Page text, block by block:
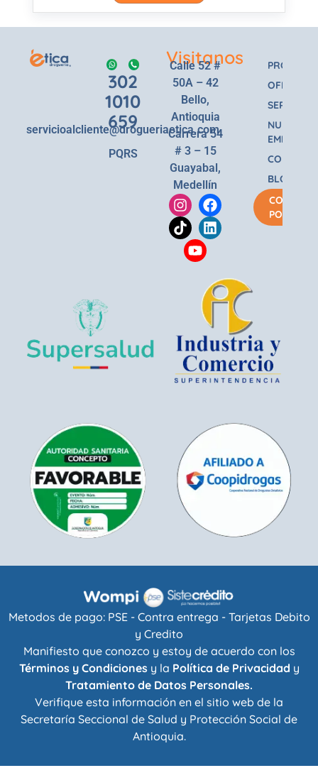
302
1010
659
servicioalcliente@drogueriaetica.com
PQRS
Visitanos
Calle 52 #
50A – 42
Bello,
Antioquia
Carrera 54
# 3 – 15
Guayabal,
Medellín
OFERTAS
SERVICIOS
NUESTRA
EMPRESA
BLOG
COMPRA
POR
Metodos de pago: PSE - Contra entrega - Tarjetas Debito
y Credito
Manifiesto que conozco y estoy de acuerdo con los
Términos y Condicionesy la Política de Privacidad y
Tratamiento de Datos Personales.
Verifique esta información en el sitio web de la
Secretaría Seccional de Salud y Protección Social de
Antioquia.